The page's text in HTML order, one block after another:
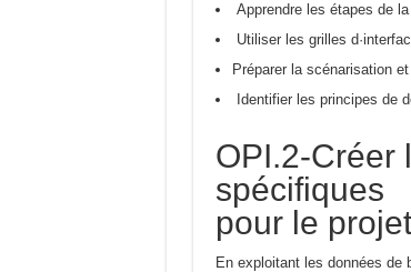
Apprendre les étapes de
Utiliser les grilles
Préparer la scénarisation
Identifier les principes de
OPI.2-Créer
spécifiques
pour le
En exploitant les données de